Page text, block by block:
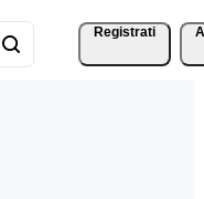
Registrati